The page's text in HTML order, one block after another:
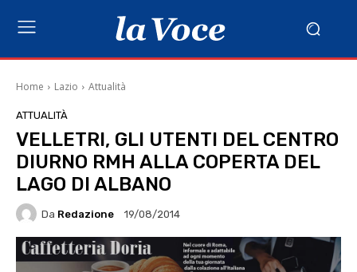
Home Lazio Attualità
ATTUALITÀ
VELLETRI, GLI UTENTI DEL CENTRO
DIURNO RMH ALLA COPERTA DEL
LAGO DI ALBANO
Da Redazione 19/08/2014